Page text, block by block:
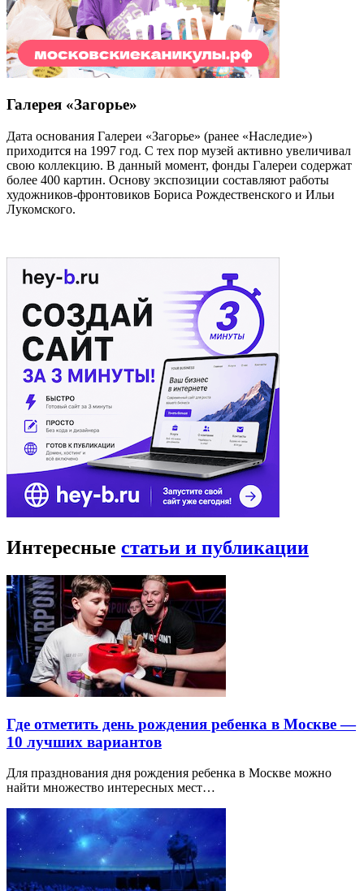
Галерея «Загорье»
Дата основания Галереи «Загорье» (ранее «Наследие»)
приходится на 1997 год. С тех пор музей активно увеличивал
свою коллекцию. В данный момент, фонды Галереи содержат
более 400 картин. Основу экспозиции составляют работы
художников-фронтовиков Бориса Рождественского и Ильи
Лукомского.
Интересные статьи и публикации
Где отметить день рождения ребенка в Москве —
10 лучших вариантов
Для празднования дня рождения ребенка в Москве можно
найти множество интересных мест…